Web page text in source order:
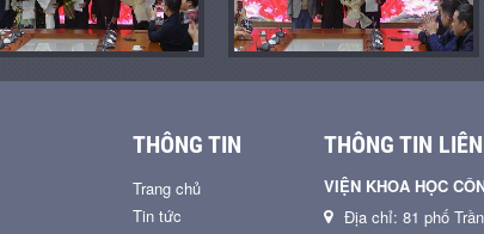
THÔNG TIN
Trang chủ
Tin tức
THÔNG TIN
VIỆN KHOA HỌC
Địa chỉ: 81 phố